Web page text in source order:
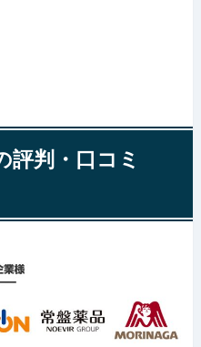
評判・口コミ